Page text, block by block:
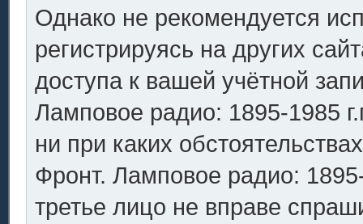
Однако не рекомендуется
регистрируясь на других
доступа к вашей учётной
Ламповое радио: 1895-1985
ни при каких
Фронт. Ламповое радио:
третье лицо не вправе